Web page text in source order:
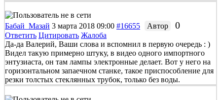
Бабай_Мазай 3 марта 2018 09:00 #16655 Автор 0
Ответить Цитировать Жалоба
Да-да Валерий, Ваши слова и вспомнил в первую очередь : )
Видел такую примерно штуку, в видео одного импортного
энтузиаста, он там лампы электронные делает. Вот у него на
горизонтальном запаечном станке, такое приспособление для
резки толстых стеклянных трубок, только без воды.